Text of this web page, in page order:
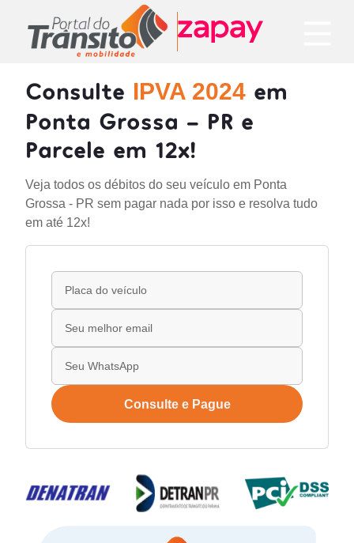
Consulte IPVA 2024 em
Ponta Grossa - PR e
Parcele em 12x!
Veja todos os débitos do seu veículo em Ponta
Grossa - PR sem pagar nada por isso e resolva tudo
em até 12x!
Consulte e Pague